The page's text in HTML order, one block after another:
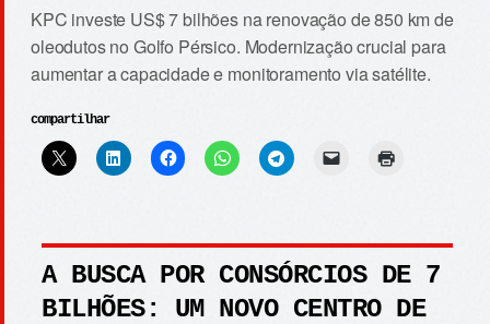
KPC investe US$ 7 bilhões na renovação de 850 km de
oleodutos no Golfo Pérsico. Modernização crucial para
aumentar a capacidade e monitoramento via satélite.
compartilhar
A BUSCA POR CONSÓRCIOS DE 7
BILHÕES: UM NOVO CENTRO DE